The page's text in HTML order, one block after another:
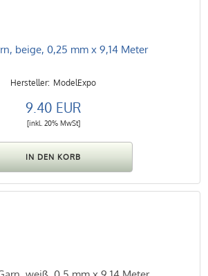
beige, 0,25 mm x 9,14 Meter
ModelExpo
9.40 EUR
[inkl. 20% MwSt]